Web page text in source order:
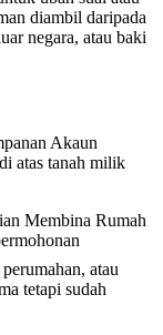
diambil daripada
negara, atau baki
Akaun
atas tanah milik
Membina Rumah
atau
tetapi sudah